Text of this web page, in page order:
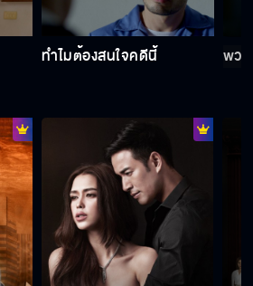
ทำไมต้องสนใจคดีนี้ พว